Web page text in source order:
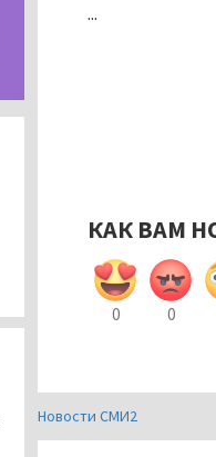
...
КАК ВАМ
0 0
Новости СМИ2